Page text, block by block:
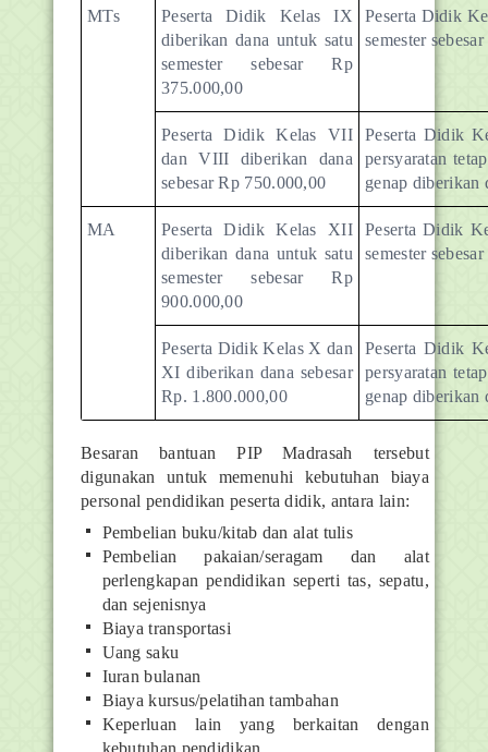
MTs
Peserta Didik Kelas IX
diberikan dana untuk satu
semester sebesar Rp
375.000,00
Peserta Didik
semester
Peserta Didik Kelas VII
dan VIII diberikan dana
sebesar Rp 750.000,00
Peserta Didik
persyaratan
genap diberikan
MA
Peserta Didik Kelas XII
diberikan dana untuk satu
semester sebesar Rp
900.000,00
Peserta Didik
semester
Peserta Didik Kelas X dan
XI diberikan dana sebesar
Rp. 1.800.000,00
Peserta Didik
persyaratan
genap diberikan
Besaran bantuan PIP Madrasah tersebut
digunakan untuk memenuhi kebutuhan biaya
personal pendidikan peserta didik, antara lain:
Pembelian buku/kitab dan alat tulis
Pembelian pakaian/seragam dan alat
perlengkapan pendidikan seperti tas, sepatu,
dan sejenisnya
Biaya transportasi
Uang saku
Iuran bulanan
Biaya kursus/pelatihan tambahan
Keperluan lain yang berkaitan dengan
kebutuhan pendidikan